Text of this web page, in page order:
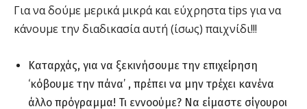
Για να δούμε μερικά μικρά και εύχρηστα tips για να
κάνουμε την διαδικασία αυτή (ίσως) παιχνίδι!!!
Καταρχάς, για να ξεκινήσουμε την επιχείρηση
‘κόβουμε την πάνα’ , πρέπει να μην τρέχει κανένα
άλλο πρόγραμμα! Τι εννοούμε? Να είμαστε σίγουροι